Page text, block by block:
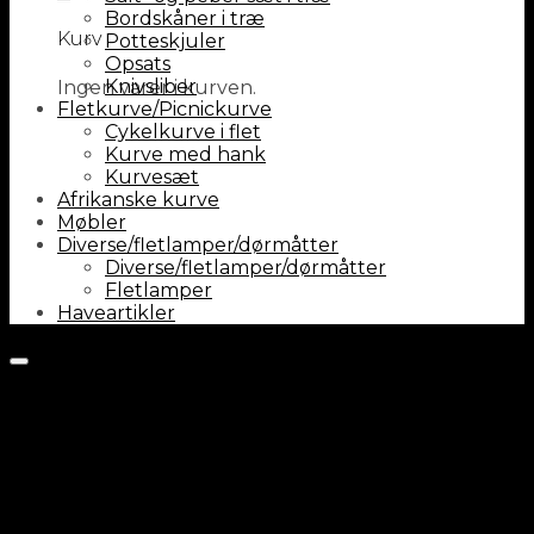
Kurv
Ingen varer i kurven.
Bordskåner i træ
Potteskjuler
Opsats
Knivsliber
Fletkurve/Picnickurve
Cykelkurve i flet
Kurve med hank
Kurvesæt
Afrikanske kurve
Møbler
Diverse/fletlamper/dørmåtter
Diverse/fletlamper/dørmåtter
Fletlamper
Haveartikler